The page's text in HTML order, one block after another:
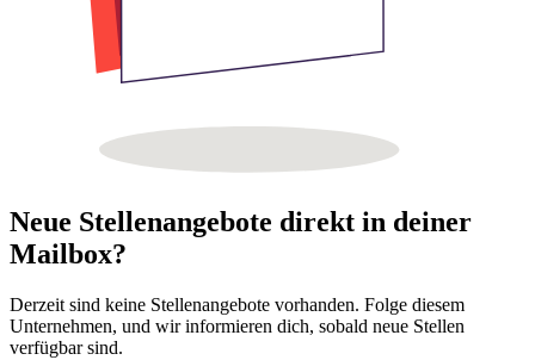
Neue Stellenangebote direkt in deiner
Mailbox?
Derzeit sind keine Stellenangebote vorhanden. Folge diesem
Unternehmen, und wir informieren dich, sobald neue Stellen
verfügbar sind.